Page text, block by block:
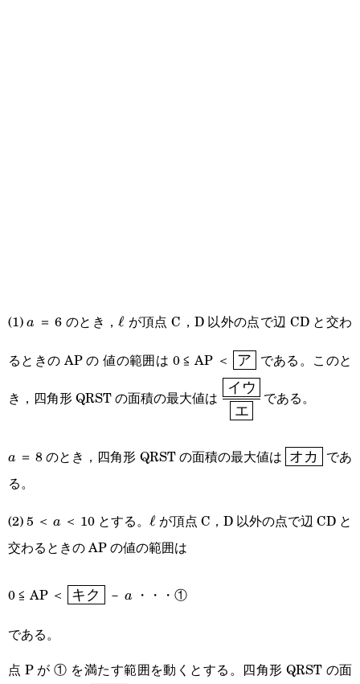
(1)a
a ＝ 6 のとき，\ell
ℓ が頂点 C，D 以外の点で辺 CD と交わ
るときの AP の 値の範囲は 0 ≦ AP ＜ \boxed{\textsf{ア
ア である。このと
き，四角形 QRST の面積の最大値は
ウ
{\boxed{\textsf{エ
エ
イウ である。
a ＝ 8 のとき，四角形 QRST の面積の最大値は オカ
であ
る。
(2) 5 ＜ a
a ＜ 10 とする。 \ell
ℓ が頂点 C，D 以外の点で辺 CD と
交わるときの AP の値の範囲は
0 ≦ AP ＜ \boxed{\textsf{キ
キク － a ・・・①
である。
点 P が ① を満たす範囲を動くとする。四角形 QRST の面